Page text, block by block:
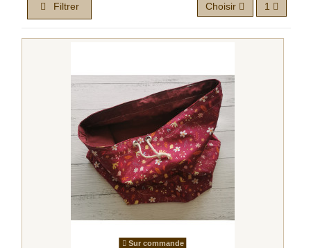
Filtrer Choisir 1
Sur commande